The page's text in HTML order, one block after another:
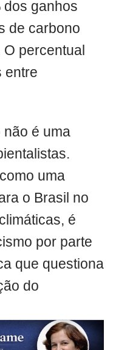
dos ganhos
de carbono
percentual
entre
não é uma
uma
o Brasil no
é
por parte
que questiona
do